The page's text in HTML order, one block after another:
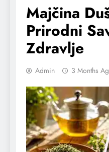
Majčina
Prirodni
Zdravlje
Admin 3 Months